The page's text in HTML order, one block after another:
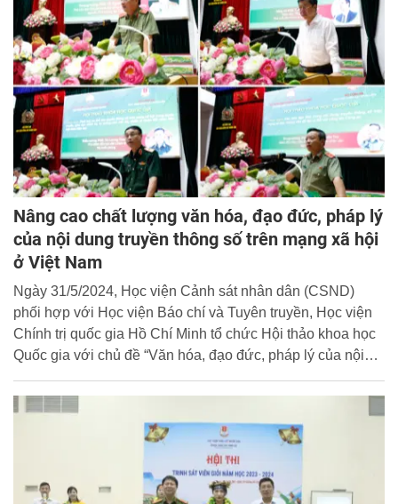
Nâng cao chất lượng văn hóa, đạo đức, pháp lý
của nội dung truyền thông số trên mạng xã hội
ở Việt Nam
Ngày 31/5/2024, Học viện Cảnh sát nhân dân (CSND)
phối hợp với Học viện Báo chí và Tuyên truyền, Học viện
Chính trị quốc gia Hồ Chí Minh tổ chức Hội thảo khoa học
Quốc gia với chủ đề “Văn hóa, đạo đức, pháp lý của nội
nay”.